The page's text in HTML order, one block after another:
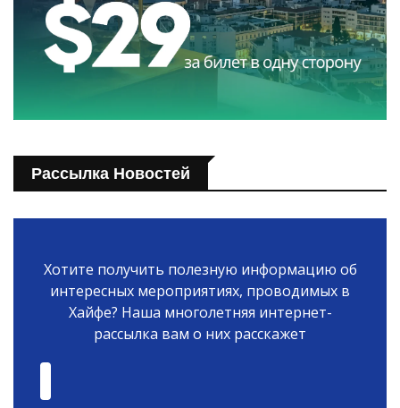
Рассылка Новостей
Хотите получить полезную информацию об
интересных мероприятиях, проводимых в
Хайфе? Наша многолетняя интернет-
рассылка вам о них расскажет